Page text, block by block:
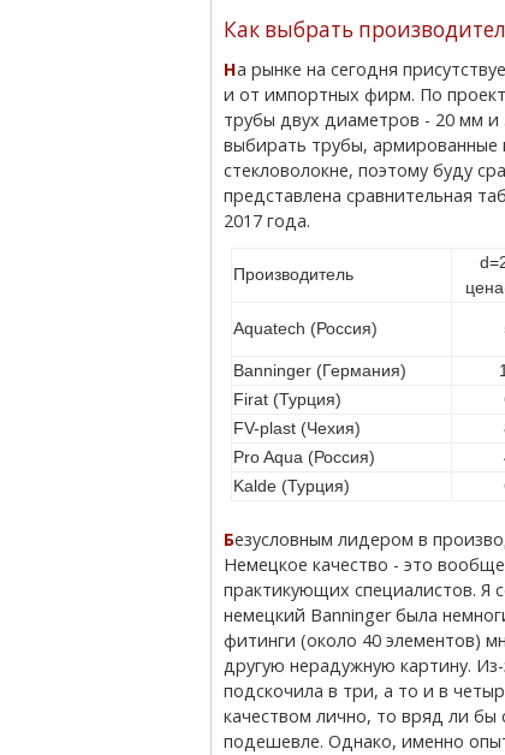
Как выбрать
На рынке на сегодня присутствует множество предложений, как от отечественных, так
и от импортных фирм. По
трубы двух диаметров - 20 мм
выбирать трубы, армированные
стекловолокне, поэтому буду
представлена сравнительная
2017 года.
Производитель
Aquatech (Россия)
Banninger (Германия)
Firat (Турция)
FV-plast (Чехия)
Pro Aqua (Россия)
Kalde (Турция)
Безусловным лидером в производстве полипропиленовых труб являются немцы.
Немецкое качество - это
практикующих специалистов. Я
немецкий Banninger была
фитинги (около 40 элементов)
другую нерадужную картину.
подскочила в три, а то и в
качеством лично, то вряд ли бы
подешевле. Однако, именно